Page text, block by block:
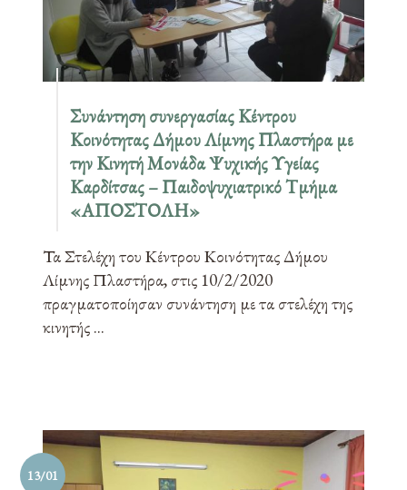
Συνάντηση συνεργασίας Κέντρου
Κοινότητας Δήμου Λίμνης Πλαστήρα με
την Κινητή Μονάδα Ψυχικής Υγείας
Καρδίτσας – Παιδοψυχιατρικό Τμήμα
«ΑΠΟΣΤΟΛΗ»
Τα Στελέχη του Κέντρου Κοινότητας Δήμου
Λίμνης Πλαστήρα, στις 10/2/2020
πραγματοποίησαν συνάντηση με τα στελέχη της
κινητής ...
13/01